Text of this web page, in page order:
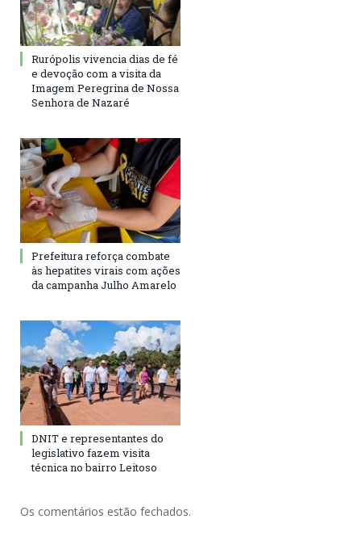
Rurópolis vivencia dias de fé
e devoção com a visita da
Imagem Peregrina de Nossa
Senhora de Nazaré
Prefeitura reforça combate
às hepatites virais com ações
da campanha Julho Amarelo
DNIT e representantes do
legislativo fazem visita
técnica no bairro Leitoso
Os comentários estão fechados.